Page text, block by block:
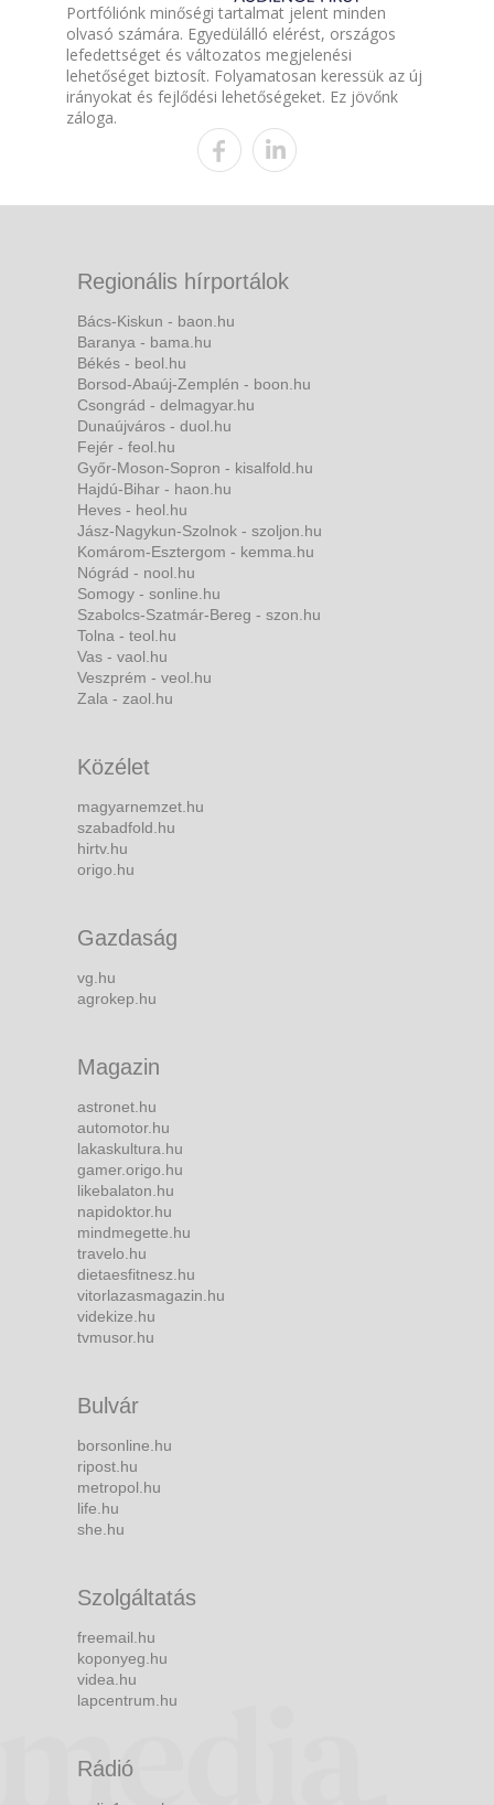
Portfóliónk minőségi tartalmat jelent minden
olvasó számára. Egyedülálló elérést, országos
lefedettséget és változatos megjelenési
lehetőséget biztosít. Folyamatosan keressük az új
irányokat és fejlődési lehetőségeket. Ez jövőnk
záloga.
Regionális hírportálok
Bács-Kiskun - baon.hu
Baranya - bama.hu
Békés - beol.hu
Borsod-Abaúj-Zemplén - boon.hu
Csongrád - delmagyar.hu
Dunaújváros - duol.hu
Fejér - feol.hu
Győr-Moson-Sopron - kisalfold.hu
Hajdú-Bihar - haon.hu
Heves - heol.hu
Jász-Nagykun-Szolnok - szoljon.hu
Komárom-Esztergom - kemma.hu
Nógrád - nool.hu
Somogy - sonline.hu
Szabolcs-Szatmár-Bereg - szon.hu
Tolna - teol.hu
Vas - vaol.hu
Veszprém - veol.hu
Zala - zaol.hu
Közélet
magyarnemzet.hu
szabadfold.hu
hirtv.hu
origo.hu
Gazdaság
vg.hu
agrokep.hu
Magazin
astronet.hu
automotor.hu
lakaskultura.hu
gamer.origo.hu
likebalaton.hu
napidoktor.hu
mindmegette.hu
travelo.hu
dietaesfitnesz.hu
vitorlazasmagazin.hu
videkize.hu
tvmusor.hu
Bulvár
borsonline.hu
ripost.hu
metropol.hu
life.hu
she.hu
Szolgáltatás
freemail.hu
koponyeg.hu
videa.hu
lapcentrum.hu
Rádió